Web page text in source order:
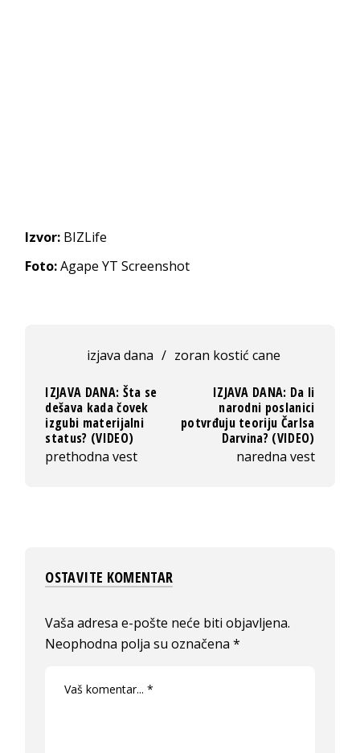
Izvor: BIZLife
Foto:Agape YT Screenshot
izjava dana / zoran kostić cane
IZJAVA DANA: Šta se
dešava kada čovek
izgubi materijalni
status? (VIDEO)
prethodna vest
IZJAVA DANA: Da li
narodni poslanici
potvrđuju teoriju Čarlsa
Darvina? (VIDEO)
naredna vest
OSTAVITE KOMENTAR
Vaša adresa e-pošte neće biti objavljena.
Neophodna polja su označena*